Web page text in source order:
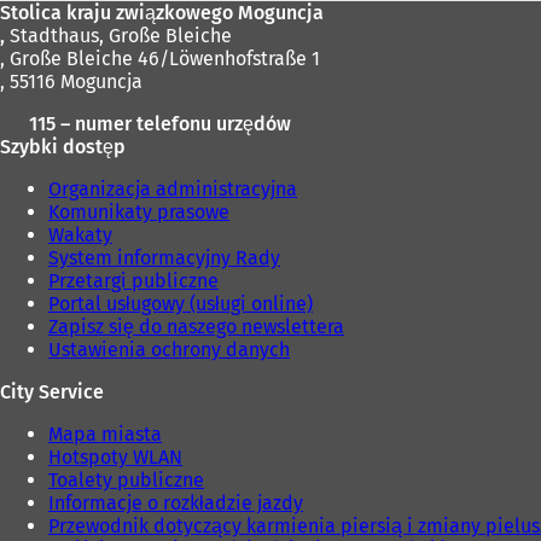
Stolica kraju związkowego Moguncja
, Stadthaus, Große Bleiche
, Große Bleiche 46/Löwenhofstraße 1
, 55116 Moguncja
115 – numer telefonu urzędów
Szybki dostęp
Organizacja administracyjna
Komunikaty prasowe
Wakaty
System informacyjny Rady
Przetargi publiczne
Portal usługowy (usługi online)
Zapisz się do naszego newslettera
Ustawienia ochrony danych
City Service
Mapa miasta
Hotspoty WLAN
Toalety publiczne
Informacje o rozkładzie jazdy
Przewodnik dotyczący karmienia piersią i zmiany